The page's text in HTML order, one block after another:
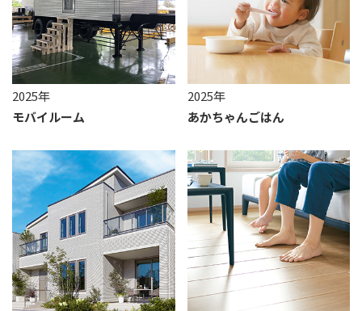
2025年
モバイルーム
2025年
あかちゃんごはん